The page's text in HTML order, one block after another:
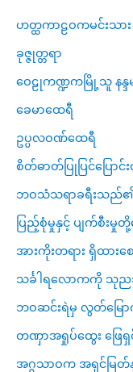
ဟတ္ထကာဠဝကမင်းသား
ခုဇ္ဇုတ္တရာ
ဝေဠုကဏ္ဍကမြို့သူ နန္ဒ
ခေမာထေရီ
ဥပ္ပလဝဏ်ထေရီ
စိတ်ဓာတ်ပြုပြင်ပြောင်
ဘဝသံသရာခရီးသည်၏
ပြည့်စုံမှုနှင့် ပျက်စီးမှု
အားကိုးတရား ရှိထားစ
သင်္ခါရလောကကို သုည
ဘဝဆင်းရဲမှ လွတ်မြော
တဏှာအရှုပ်ထွေး ဖြေရှ
အဂ္ဂသာဝက အရှင်မြတ်